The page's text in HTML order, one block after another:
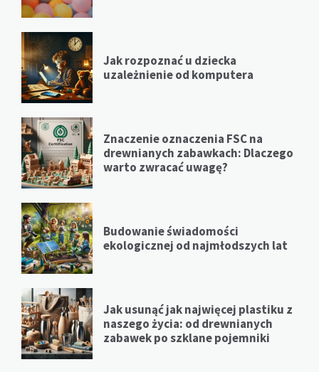
Jak rozpoznać u dziecka
uzależnienie od komputera
Znaczenie oznaczenia FSC na
drewnianych zabawkach: Dlaczego
warto zwracać uwagę?
Budowanie świadomości
ekologicznej od najmłodszych lat
Jak usunąć jak najwięcej plastiku z
naszego życia: od drewnianych
zabawek po szklane pojemniki